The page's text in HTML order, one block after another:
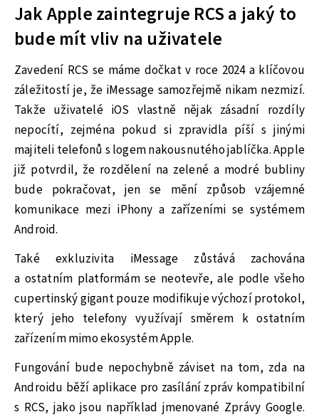
Jak Apple zaintegruje RCS a jaký to
bude mít vliv na uživatele
Zavedení RCS se máme dočkat v roce 2024 a klíčovou
záležitostí je, že iMessage samozřejmě nikam nezmizí.
Takže uživatelé iOS vlastně nějak zásadní rozdíly
nepocítí, zejména pokud si zpravidla píší s jinými
majiteli telefonů s logem nakousnutého jablíčka. Apple
již potvrdil, že rozdělení na zelené a modré bubliny
bude pokračovat, jen se mění způsob vzájemné
komunikace mezi iPhony a zařízeními se systémem
Android.
Také exkluzivita iMessage zůstává zachována
a ostatním platformám se neotevře, ale podle všeho
cupertinský gigant pouze modifikuje výchozí protokol,
který jeho telefony využívají směrem k ostatním
zařízením mimo ekosystém Apple.
Fungování bude nepochybně záviset na tom, zda na
Androidu běží aplikace pro zasílání zpráv kompatibilní
s RCS, jako jsou například jmenované Zprávy Google.